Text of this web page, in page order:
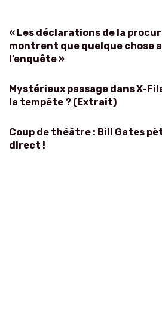
« Les déclarations de la
montrent que quelque chose
l’enquête »
Mystérieux passage dans X-
la tempête ? (Extrait)
Coup de théâtre : Bill Gates
direct !